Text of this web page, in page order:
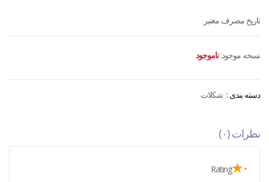
تاریخ مصرف معتبر
نسخه موجود: ناموجود
دسته بندی : شکلات
نظرات (۰)
۰★ Rating